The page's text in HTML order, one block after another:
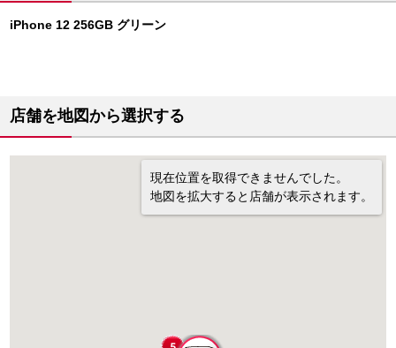
iPhone 12 256GB グリーン
店舗を地図から選択する
現在位置を取得できませんでした。
地図を拡大すると店舗が表示されます。